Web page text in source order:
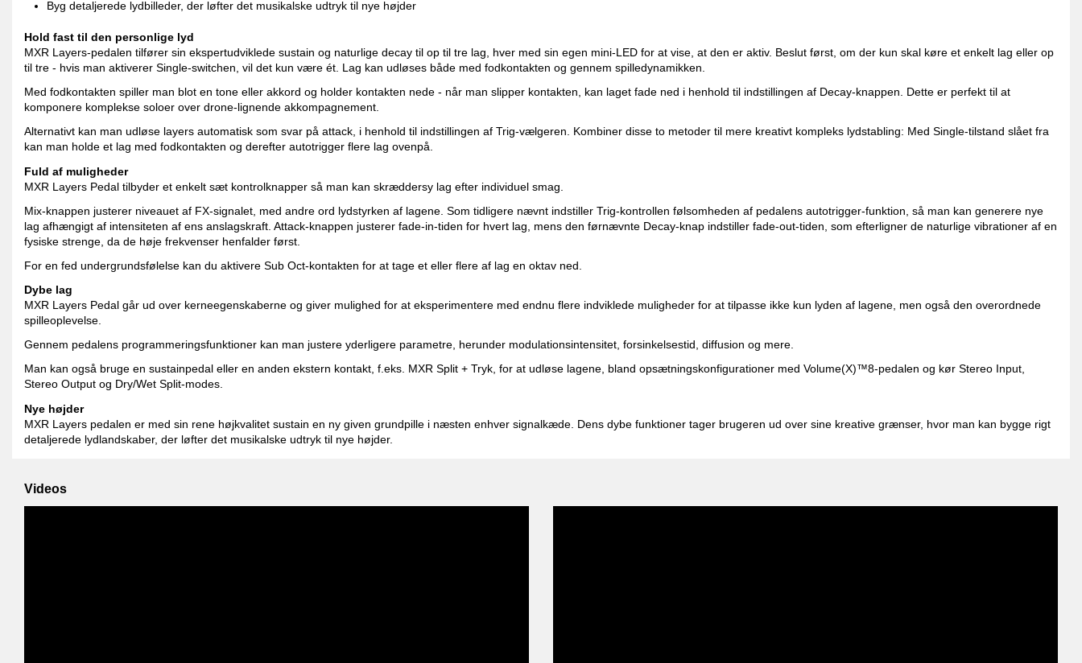
Byg detaljerede lydbilleder, der løfter det musikalske udtryk til nye højder
Hold fast til den personlige lyd
MXR Layers-pedalen tilfører sin ekspertudviklede sustain og naturlige decay til op til tre lag, hver med sin egen mini-LED for at vise, at den er aktiv. Beslut først, om der kun skal køre et enkelt lag eller op
til tre - hvis man aktiverer Single-switchen, vil det kun være ét. Lag kan udløses både med fodkontakten og gennem spilledynamikken.
Med fodkontakten spiller man blot en tone eller akkord og holder kontakten nede - når man slipper kontakten, kan laget fade ned i henhold til indstillingen af ​​Decay-knappen. Dette er perfekt til at
komponere komplekse soloer over drone-lignende akkompagnement.
Alternativt kan man udløse layers automatisk som svar på attack, i henhold til indstillingen af ​​Trig-vælgeren. Kombiner disse to metoder til mere kreativt kompleks lydstabling: Med Single-tilstand slået fra
kan man holde et lag med fodkontakten og derefter autotrigger flere lag ovenpå.
Fuld af muligheder
MXR Layers Pedal tilbyder et enkelt sæt kontrolknapper så man kan skræddersy lag efter individuel smag.
Mix-knappen justerer niveauet af FX-signalet, med andre ord lydstyrken af ​​lagene. Som tidligere nævnt indstiller Trig-kontrollen følsomheden af ​​pedalens autotrigger-funktion, så man kan generere nye
lag afhængigt af intensiteten af ​​ens anslagskraft. Attack-knappen justerer fade-in-tiden for hvert lag, mens den førnævnte Decay-knap indstiller fade-out-tiden, som efterligner de naturlige vibrationer af en
fysiske strenge, da de høje frekvenser henfalder først.
For en fed undergrundsfølelse kan du aktivere Sub Oct-kontakten for at tage et eller flere af lag en oktav ned.
Dybe lag
MXR Layers Pedal går ud over kerneegenskaberne og giver mulighed for at eksperimentere med endnu flere indviklede muligheder for at tilpasse ikke kun lyden af ​​lagene, men også den overordnede
spilleoplevelse.
Gennem pedalens programmeringsfunktioner kan man justere yderligere parametre, herunder modulationsintensitet, forsinkelsestid, diffusion og mere.
Man kan også bruge en sustainpedal eller en anden ekstern kontakt, f.eks. MXR Split + Tryk, for at udløse lagene, bland opsætningskonfigurationer med Volume(X)™8-pedalen og kør Stereo Input,
Stereo Output og Dry/Wet Split-modes.
Nye højder
MXR Layers pedalen er med sin rene højkvalitet sustain en ny given grundpille i næsten enhver signalkæde. Dens dybe funktioner tager brugeren ud over sine kreative grænser, hvor man kan bygge rigt
detaljerede lydlandskaber, der løfter det musikalske udtryk til nye højder.
Videos